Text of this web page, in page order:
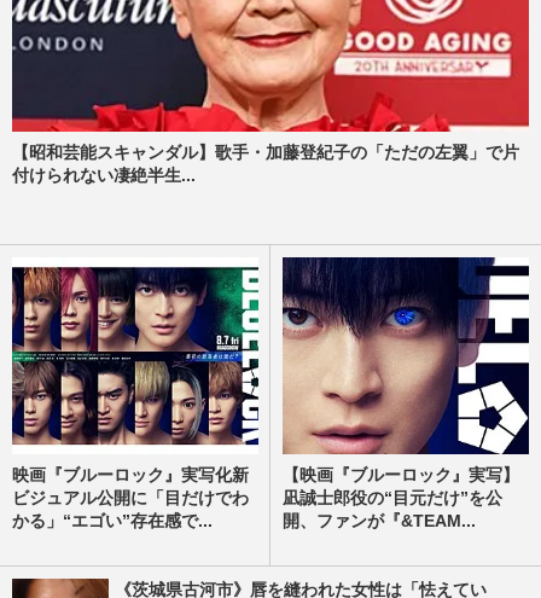
【昭和芸能スキャンダル】歌手・加藤登紀子の「ただの左翼」で片
付けられない凄絶半生...
映画『ブルーロック』実写化新
ビジュアル公開に「目だけでわ
かる」“エゴい”存在感で...
【映画『ブルーロック』実写】
凪誠士郎役の“目元だけ”を公
開、ファンが『&TEAM...
《茨城県古河市》唇を縫われた女性は「怯えてい